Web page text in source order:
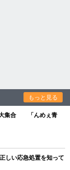
もっと見る
大集合 「んめぇ青
しい応急処置を知って